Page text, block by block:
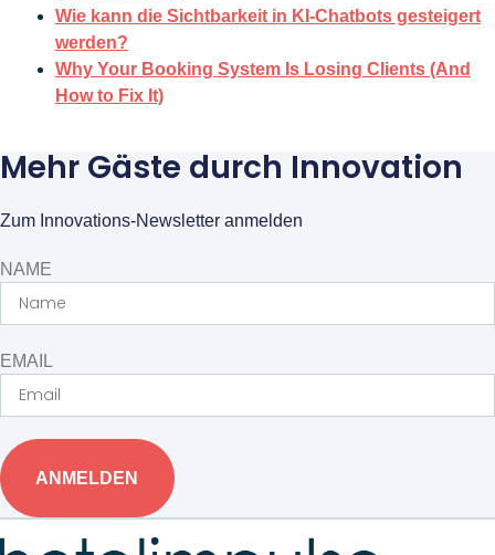
Wie kann die Sichtbarkeit in KI-Chatbots gesteigert
werden?
Why Your Booking System Is Losing Clients (And
How to Fix It)
Mehr Gäste durch Innovation
Zum Innovations-Newsletter anmelden
NAME
EMAIL
ANMELDEN